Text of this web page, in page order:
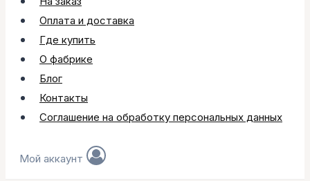
Оплата и доставка
Где купить
О фабрике
Блог
Контакты
Соглашение на обработку персональных данных
Мой аккаунт